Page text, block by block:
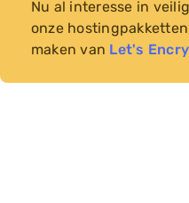
Nu al interesse in
onze
maken van Let's